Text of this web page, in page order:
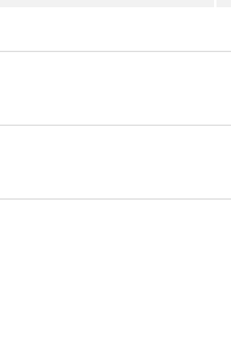
nagelband kan du även
eller
OPI